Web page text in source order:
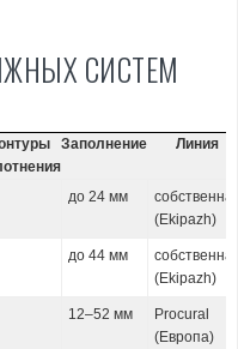
СИСТЕМ
Заполнение Линия
до 24 мм
(Ekipazh)
до 44 мм
(Ekipazh)
12–52 мм
Procural
(Европа)